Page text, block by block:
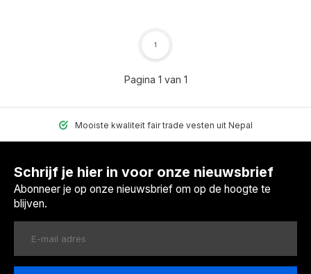
Pagina 1 van 1
1
Mooiste kwaliteit fair trade vesten uit Nepal
Schrijf je hier in voor onze nieuwsbrief
Abonneer je op onze nieuwsbrief om op de hoogte te
blijven.